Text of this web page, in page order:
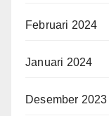
Februari 2024
Januari 2024
Desember 2023